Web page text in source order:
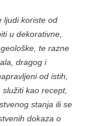
ljudi koriste od
u dekorativne,
te razne
dragog i
od istih,
kao recept,
stanja ili se
dokaza o